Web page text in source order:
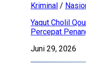
Kriminal /
Yaqut Cholil
Percepat
Juni 29, 2026